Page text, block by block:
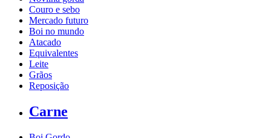
Couro e sebo
Mercado futuro
Boi no mundo
Atacado
Equivalentes
Leite
Grãos
Reposição
Carne